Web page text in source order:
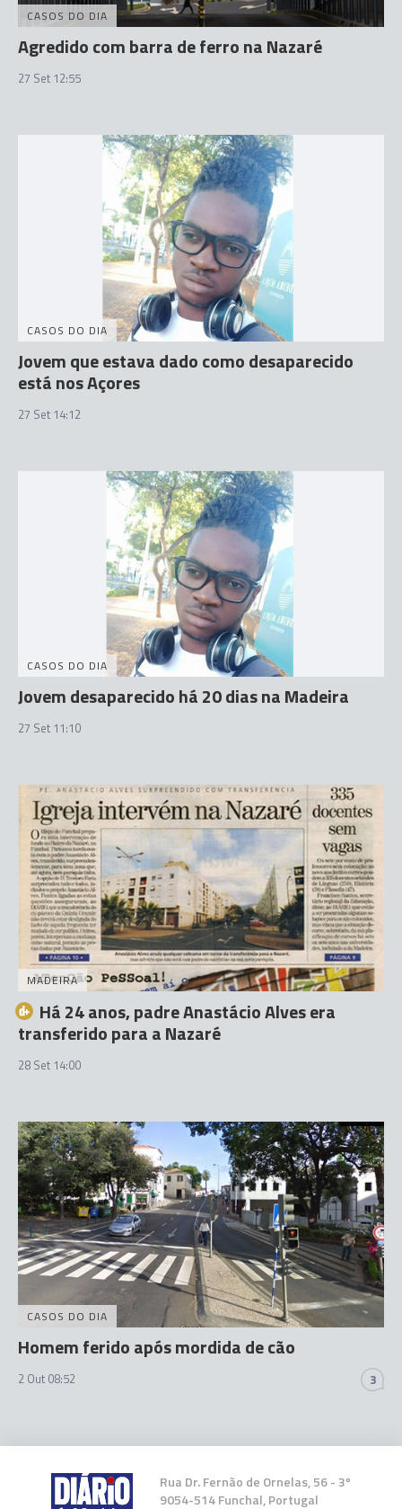
CASOS DO DIA
Agredido com barra de ferro na Nazaré
27 Set 12:55
CASOS DO DIA
Jovem que estava dado como desaparecido
está nos Açores
27 Set 14:12
CASOS DO DIA
Jovem desaparecido há 20 dias na Madeira
27 Set 11:10
MADEIRA
Há 24 anos, padre Anastácio Alves era
transferido para a Nazaré
28 Set 14:00
CASOS DO DIA
Homem ferido após mordida de cão
2 Out 08:52 3
Rua Dr. Fernão de Ornelas, 56 - 3º
9054-514 Funchal, Portugal